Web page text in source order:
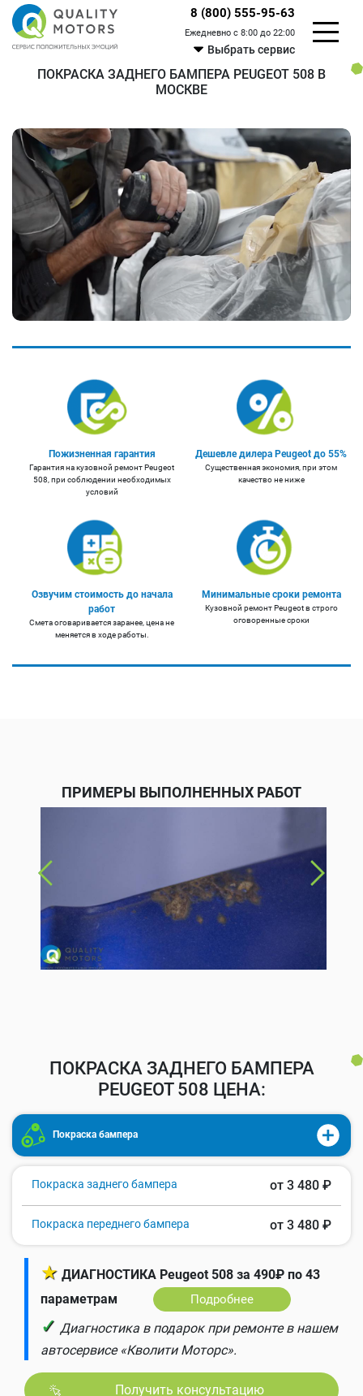
8 (800) 555-95-63
Ежедневно с 8:00 до 22:00
Выбрать сервис
ПОКРАСКА ЗАДНЕГО БАМПЕРА PEUGEOT 508 В
МОСКВЕ
Пожизненная гарантия
Гарантия на кузовной ремонт Peugeot
508, при соблюдении необходимых
условий
Дешевле дилера Peugeot до 55%
Существенная экономия, при этом
качество не ниже
Озвучим стоимость до начала
работ
Смета оговаривается заранее, цена не
меняется в ходе работы.
Минимальные сроки ремонта
Кузовной ремонт Peugeot в строго
оговоренные сроки
ПРИМЕРЫ ВЫПОЛНЕННЫХ РАБОТ
ПОКРАСКА ЗАДНЕГО БАМПЕРА
PEUGEOT 508 ЦЕНА:
Покраска бампера
Покраска заднего бампера от 3 480 ₽
Покраска переднего бампера от 3 480 ₽
★ ДИАГНОСТИКА Peugeot 508 за 490₽ по 43
параметрам
Подробнее
✓ Диагностика в подарок при ремонте в нашем
автосервисе «Кволити Моторс».
Получить консультацию